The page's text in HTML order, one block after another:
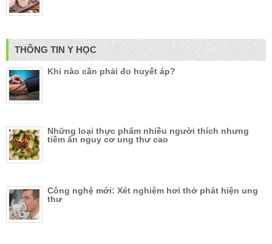
THÔNG TIN Y HỌC
Khi nào cần phải đo huyết áp?
Những loại thực phẩm nhiều người thích nhưng
tiềm ẩn nguy cơ ung thư cao
Công nghệ mới: Xét nghiệm hơi thở phát hiện ung
thư